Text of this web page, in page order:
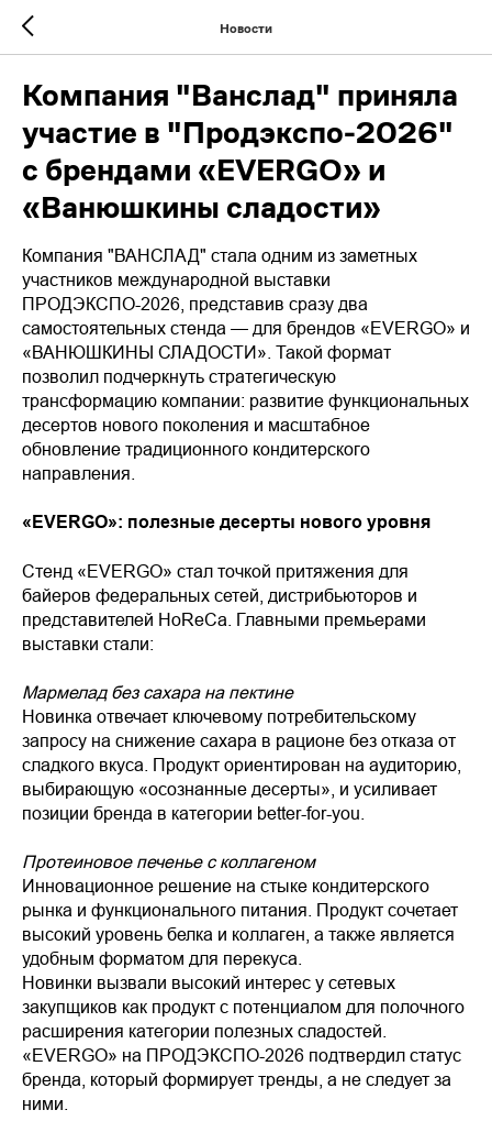
Новости
Компания "Ванслад" приняла
участие в "Продэкспо-2026"
с брендами «EVERGO» и
«Ванюшкины сладости»
Компания "ВАНСЛАД" стала одним из заметных
участников международной выставки
ПРОДЭКСПО-2026, представив сразу два
самостоятельных стенда — для брендов «EVERGO» и
«ВАНЮШКИНЫ СЛАДОСТИ». Такой формат
позволил подчеркнуть стратегическую
трансформацию компании: развитие функциональных
десертов нового поколения и масштабное
обновление традиционного кондитерского
направления.
«EVERGO»: полезные десерты нового уровня
Стенд «EVERGO» стал точкой притяжения для
байеров федеральных сетей, дистрибьюторов и
представителей HoReCa. Главными премьерами
выставки стали:
Мармелад без сахара на пектине
Новинка отвечает ключевому потребительскому
запросу на снижение сахара в рационе без отказа от
сладкого вкуса. Продукт ориентирован на аудиторию,
выбирающую «осознанные десерты», и усиливает
позиции бренда в категории better-for-you.
Протеиновое печенье с коллагеном
Инновационное решение на стыке кондитерского
рынка и функционального питания. Продукт сочетает
высокий уровень белка и коллаген, а также является
удобным форматом для перекуса.
Новинки вызвали высокий интерес у сетевых
закупщиков как продукт с потенциалом для полочного
расширения категории полезных сладостей.
«EVERGO» на ПРОДЭКСПО-2026 подтвердил статус
бренда, который формирует тренды, а не следует за
ними.